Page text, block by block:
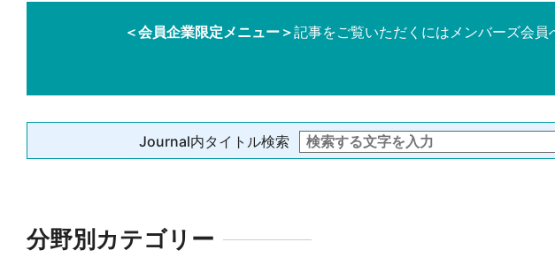
＜会員企業限定メニュー＞記事をご覧いただくにはメンバーズ会員
Journal内タイトル検索
分野別カテゴリー